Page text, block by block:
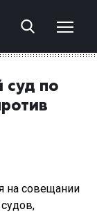
суд по
на совещании